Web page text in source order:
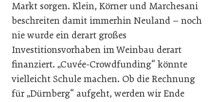
Markt sorgen. Klein, Körner und Marchesani
beschreiten damit immerhin Neuland – noch
nie wurde ein derart großes
Investitionsvorhaben im Weinbau derart
finanziert. „Cuvée-Crowdfunding“ könnte
vielleicht Schule machen. Ob die Rechnung
für „Dürnberg“ aufgeht, werden wir Ende